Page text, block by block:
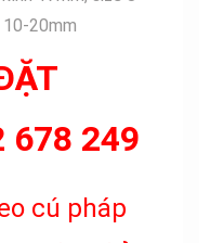
20mm
678 249
cú pháp